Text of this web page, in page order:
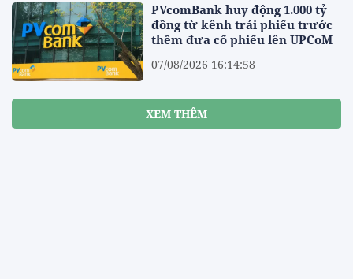
PVcomBank huy động 1.000 tỷ
đồng từ kênh trái phiếu trước
thềm đưa cổ phiếu lên UPCoM
07/08/2026 16:14:58
XEM THÊM